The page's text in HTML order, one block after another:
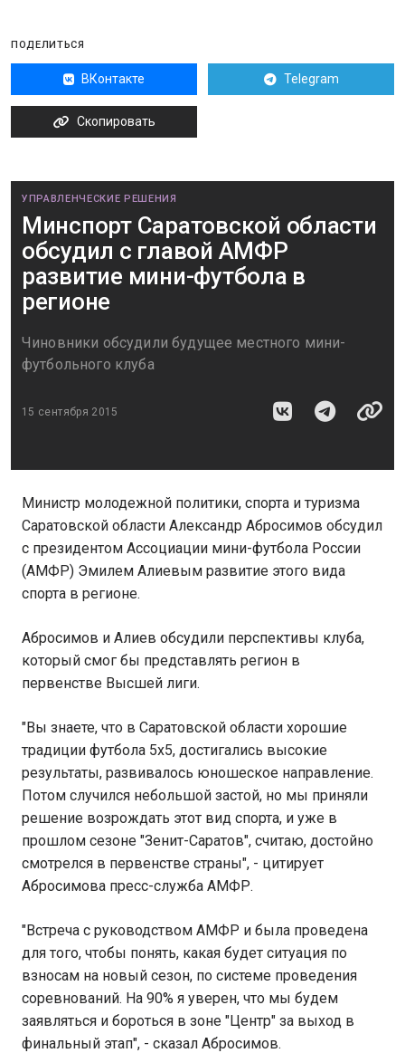
ПОДЕЛИТЬСЯ
ВКонтакте Telegram
Скопировать
УПРАВЛЕНЧЕСКИЕ РЕШЕНИЯ
Минспорт Саратовской области
обсудил с главой АМФР
развитие мини-футбола в
регионе
Чиновники обсудили будущее местного мини-
футбольного клуба
15 сентября 2015
Министр молодежной политики, спорта и туризма
Саратовской области Александр Абросимов обсудил
с президентом Ассоциации мини-футбола России
(АМФР) Эмилем Алиевым развитие этого вида
спорта в регионе.
Абросимов и Алиев обсудили перспективы клуба,
который смог бы представлять регион в
первенстве Высшей лиги.
"Вы знаете, что в Саратовской области хорошие
традиции футбола 5х5, достигались высокие
результаты, развивалось юношеское направление.
Потом случился небольшой застой, но мы приняли
решение возрождать этот вид спорта, и уже в
прошлом сезоне "Зенит-Саратов", считаю, достойно
смотрелся в первенстве страны", - цитирует
Абросимова пресс-служба АМФР.
"Встреча с руководством АМФР и была проведена
для того, чтобы понять, какая будет ситуация по
взносам на новый сезон, по системе проведения
соревнований. На 90% я уверен, что мы будем
заявляться и бороться в зоне "Центр" за выход в
финальный этап", - сказал Абросимов.